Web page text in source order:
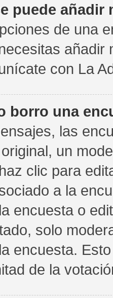
puede añadir
de una
añadir
con La
borro una
las
un
clic para
a la
encuesta o
solo
encuesta.
de la